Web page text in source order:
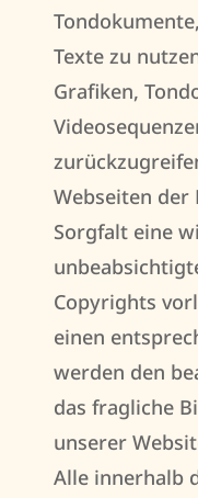
Texte zu
Grafiken,
Webseiten
Sorgfalt eine
Copyrights
einen
werden den
das fragliche
unserer
Alle innerhalb